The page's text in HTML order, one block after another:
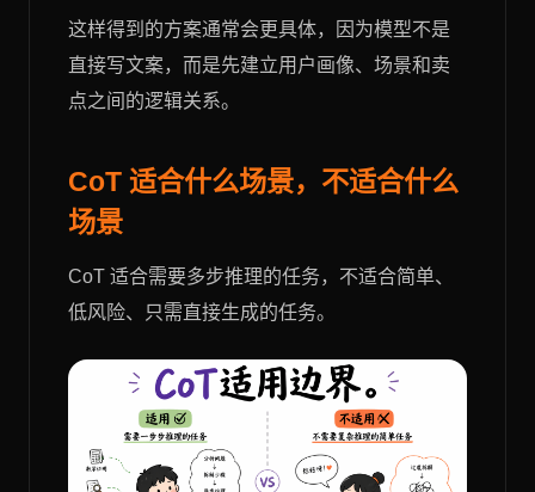
这样得到的方案通常会更具体，因为模型不是
直接写文案，而是先建立用户画像、场景和卖
点之间的逻辑关系。
CoT 适合什么场景，不适合什么
场景
CoT 适合需要多步推理的任务，不适合简单、
低风险、只需直接生成的任务。